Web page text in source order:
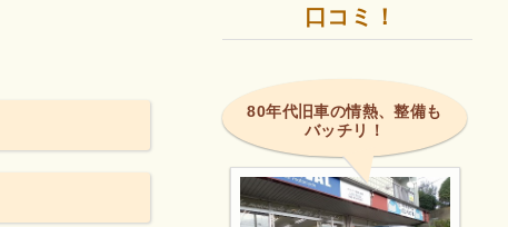
口コミ！
80年代旧車の情熱、整備も
バッチリ！